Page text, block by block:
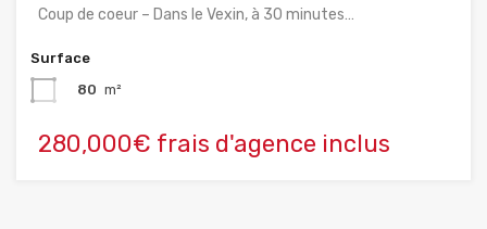
Coup de coeur – Dans le Vexin, à 30 minutes…
Surface
80 m²
280,000€ frais d'agence inclus